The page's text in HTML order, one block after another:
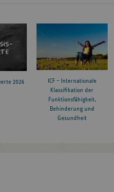
2026
ICF – Internationale
Klassifikation der
Funktionsfähigkeit,
Behinderung und
Gesundheit